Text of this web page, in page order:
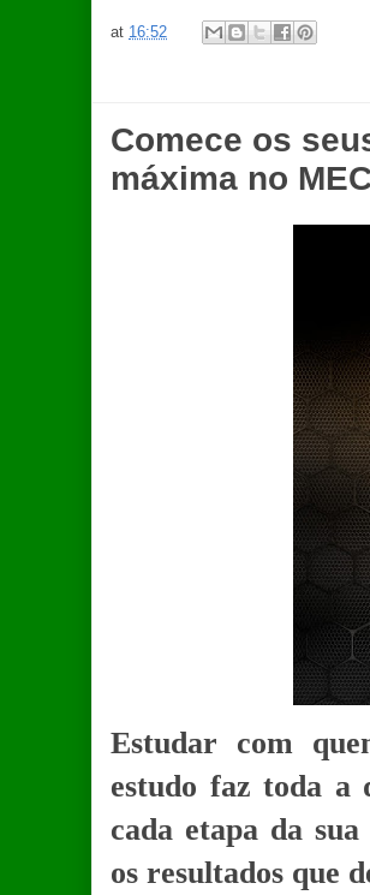
at 16:52
Comece os
máxima no
Estudar com
estudo faz toda a
cada etapa da
os resultados que